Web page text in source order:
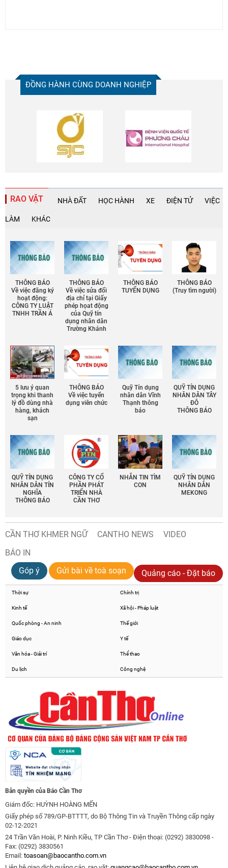
ĐỒNG HÀNH CÙNG DOANH NGHIỆP
RAO VẶT NHÀ ĐẤT HỌC HÀNH XE ĐIỆN TỬ VIỆC
LÀM KHÁC
THÔNG BÁO
Về việc đăng ký
hoạt động:
CÔNG TY LUẬT
TNHH TRẦN Á
THÔNG BÁO
Về việc sửa đổi
địa chỉ tại Giấy
phép họat động
của Quỹ tín
dụng nhân dân
Trường Khánh
THÔNG BÁO
TUYỂN DỤNG
THÔNG BÁO
(Truy tìm người)
5 lưu ý quan
trọng khi thanh
lý đồ dùng nhà
hàng, khách
sạn
THÔNG BÁO
Về việc tuyển
dụng viên chức
Quỹ Tín dụng
nhân dân Vĩnh
Thạnh thông
báo
QUỸ TÍN DỤNG
NHÂN DÂN TÂY
ĐÔ
THÔNG BÁO
QUỸ TÍN DỤNG
NHÂN DÂN TÍN
NGHĨA
THÔNG BÁO
CÔNG TY CỔ
PHẦN PHÁT
TRIỂN NHÀ
CẦN THƠ
NHẮN TIN TÌM
CON
QUỸ TÍN DỤNG
NHÂN DÂN
MEKONG
CẦN THƠ KHMER NGỮ CANTHO NEWS
VIDEO
BÁO IN
Góp ý
Gửi bài về toà soạn Quảng cáo - Đặt báo
Thời sự Chính trị
Kinh tế Xã hội - Pháp luật
Quốc phòng - An ninh Thế giới
Giáo dục Y tế
Văn hóa - Giải trí Thể thao
Du lịch Công nghệ
Bản quyền của Báo Cần Thơ
Giám đốc: HUỲNH HOÀNG MẾN
Giấy phép số 789/GP-BTTTT, do Bộ Thông Tin và Truyền Thông cấp ngày
02-12-2021
24 Trần Văn Hoài, P. Ninh Kiều, TP Cần Thơ - Điện thoại: (0292) 3830098 -
Fax: (0292) 3830561
Email: toasoan@baocantho.com.vn